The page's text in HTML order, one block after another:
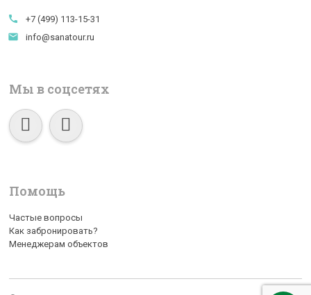
call +7 (499) 113-15-31
email info@sanatour.ru
Мы в соцсетях
Помощь
Частые вопросы
Как забронировать?
Менеджерам объектов